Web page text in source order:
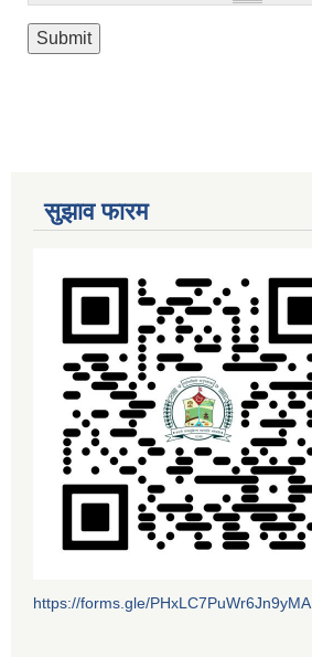
सुझाव फारम
https://forms.gle/PHxLC7PuWr6Jn9yMA